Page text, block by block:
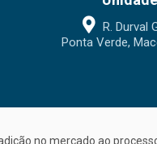
R. Durval
Ponta Verde,
no mercado ao